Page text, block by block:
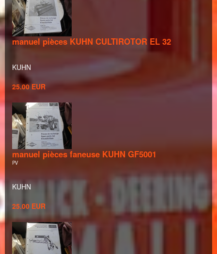
manuel pièces KUHN CULTIROTOR EL 32
KUHN
25.00 EUR
manuel pièces faneuse KUHN GF5001
PV
KUHN
25.00 EUR